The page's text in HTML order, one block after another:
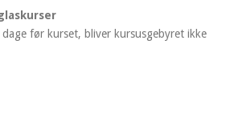
før kurset, bliver kursusgebyret ikke